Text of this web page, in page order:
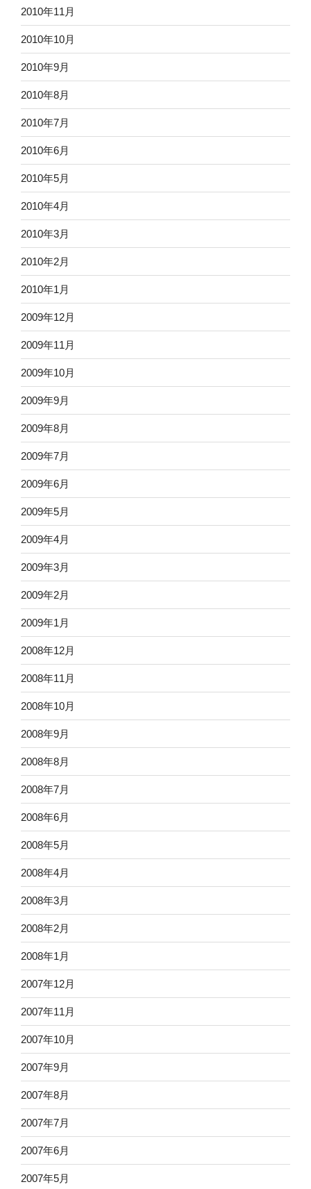
2010年11月
2010年10月
2010年9月
2010年8月
2010年7月
2010年6月
2010年5月
2010年4月
2010年3月
2010年2月
2010年1月
2009年12月
2009年11月
2009年10月
2009年9月
2009年8月
2009年7月
2009年6月
2009年5月
2009年4月
2009年3月
2009年2月
2009年1月
2008年12月
2008年11月
2008年10月
2008年9月
2008年8月
2008年7月
2008年6月
2008年5月
2008年4月
2008年3月
2008年2月
2008年1月
2007年12月
2007年11月
2007年10月
2007年9月
2007年8月
2007年7月
2007年6月
2007年5月